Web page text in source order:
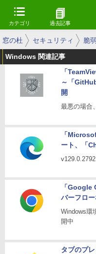
カテゴリ 過去記事
窓の杜 セキュリティ 脆
Windows 関連記事
「
～「
開
最悪の場合
「
ート、「
「Google
バーフロ
Windows環
開中
タブのプ